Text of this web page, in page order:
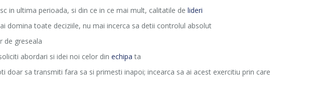
in ultima perioada, si din ce in ce mai mult, calitatile de lideri
domina toate deciziile, nu mai incerca sa detii controlul absolut
de greseala
abordari si idei noi celor din echipa ta
sa transmiti fara sa si primesti inapoi; incearca sa ai acest exercitiu prin care